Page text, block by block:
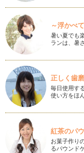
生まれたら話しかける
五感の刺激の内で最も
しかけること」です。
明るくよく笑う子にす
赤ちゃんの記憶は、受
いう説があります。
努力できる子に育てる
東大脳、東大脳、とい
うですが、そう、なに
～浮かべ
暑い夏でも
ランは、暑
正しく歯
毎日使用す
使い方をほ
紅茶のパ
お菓子作り
るパウンド